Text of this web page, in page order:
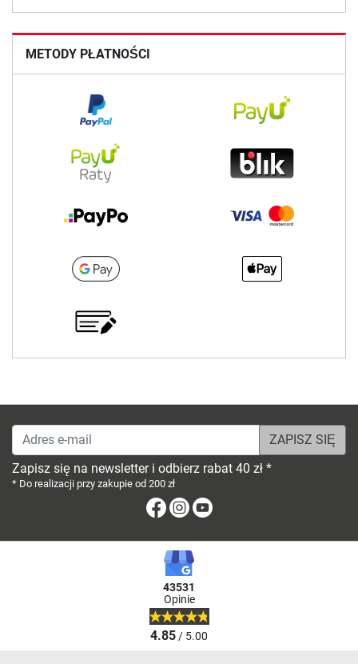
METODY PŁATNOŚCI
Adres e-mail
Zapisz się na newsletter i odbierz rabat 40 zł *
* Do realizacji przy zakupie od 200 zł
FacebookInstagram
43531
Opinie
4.85/ 5.00